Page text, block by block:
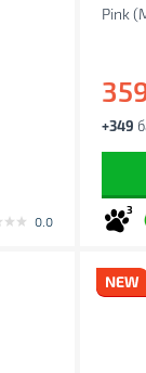
0.0
Pink
+349
3